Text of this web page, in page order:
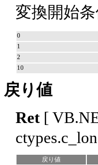
変換開始
0
1
2
10
戻り値
Ret [
戻り値